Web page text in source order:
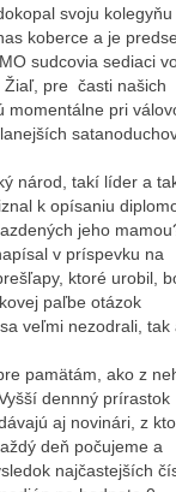
svoju kolegyňu
koberce a je
sudcovia sediaci
Žiaľ, pre časti našich
momentálne pri
národ, takí líder a
k opísaniu
jeho
v príspevku na
ktoré urobil,
paľbe otázok
veľmi nezodrali, tak
pamätám, ako z
dennný prírastok
aj novinári, z
deň počujeme a
najčastejších